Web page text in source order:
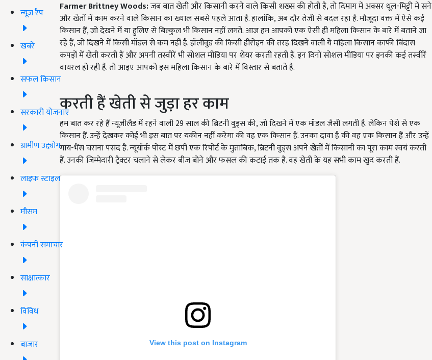
न्यूज़ रैप
खबरें
सफल किसान
सरकारी योजनाएं
ग्रामीण उद्द्योग
लाइफ स्टाइल
मौसम
कंपनी समाचार
साक्षात्कार
विविध
बाजार
Farmer Brittney Woods:जब बात खेती और किसानी करने वाले किसी शख्स की होती है, तो दिमाग में अक्सर धूल-मिट्टी में सने
और खेतों में काम करने वाले किसान का ख्याल सबसे पहले आता है. हालांकि, अब दौर तेजी से बदल रहा है. मौजूदा वक्त में ऐसे कई
किसान हैं, जो देखने में या हुलिए से बिल्कुल भी किसान नहीं लगते. आज हम आपको एक ऐसी ही महिला किसान के बारे में बताने जा
रहे हैं, जो दिखने में किसी मॉडल से कम नहीं है. हॉलीवुड की किसी हीरोइन की तरह दिखने वाली ये महिला किसान काफी बिंदास
कपड़ों में खेती करती हैं और अपनी तस्वीरें भी सोशल मीडिया पर शेयर करती रहती हैं. इन दिनों सोशल मीडिया पर इनकी कई तस्वीरें
वायरल हो रही हैं. तो आइए आपको इस महिला किसान के बारे में विस्तार से बताते हैं.
करती हैं खेती से जुड़ा हर काम
हम बात कर रहे हैं न्यूज़ीलैंड में रहने वाली 29 साल की ब्रिटनी वुड्स की, जो दिखने में एक मॉडल जैसी लगती हैं. लेकिन पेशे से एक
किसान हैं. उन्हें देखकर कोई भी इस बात पर यकीन नहीं करेगा की वह एक किसान हैं. उनका दावा है की वह एक किसान हैं और उन्हें
गाय-भैंस चराना पसंद है. न्यूयॉर्क पोस्ट में छपी एक रिपोर्ट के मुताबिक, ब्रिटनी वुड्स अपने खेतों में किसानी का पूरा काम स्वयं करती
हैं. उनकी जिम्मेदारी ट्रैक्टर चलाने से लेकर बीज बोने और फसल की कटाई तक है. वह खेती के यह सभी काम खुद करती हैं.
View this post on Instagram